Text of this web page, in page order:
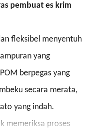
pembuat es krim
fleksibel menyentuh
yang
berpegas yang
secara merata,
yang indah.
memeriksa proses